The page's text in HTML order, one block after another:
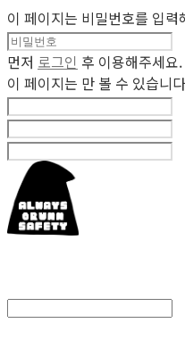
이 페이지는 비밀번호를 입
먼저 로그인 후 이용해주세요.
이 페이지는 만 볼 수 있습니